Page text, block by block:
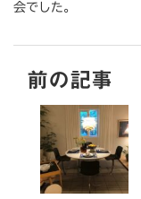
会でした。
前の記事